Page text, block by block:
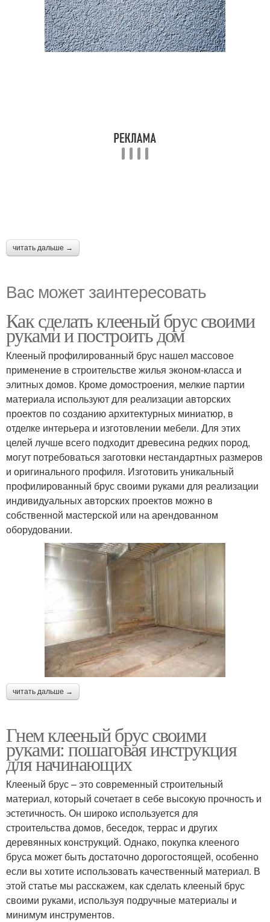
читать дальше →
Вас может заинтересовать
Как сделать клееный брус своими
руками и построить дом
Клееный профилированный брус нашел массовое
применение в строительстве жилья эконом-класса и
элитных домов. Кроме домостроения, мелкие партии
материала используют для реализации авторских
проектов по созданию архитектурных миниатюр, в
отделке интерьера и изготовлении мебели. Для этих
целей лучше всего подходит древесина редких пород,
могут потребоваться заготовки нестандартных размеров
и оригинального профиля. Изготовить уникальный
профилированный брус своими руками для реализации
индивидуальных авторских проектов можно в
собственной мастерской или на арендованном
оборудовании.
читать дальше →
Гнем клееный брус своими
руками: пошаговая инструкция
для начинающих
Клееный брус – это современный строительный
материал, который сочетает в себе высокую прочность и
эстетичность. Он широко используется для
строительства домов, беседок, террас и других
деревянных конструкций. Однако, покупка клееного
бруса может быть достаточно дорогостоящей, особенно
если вы хотите использовать качественный материал. В
этой статье мы расскажем, как сделать клееный брус
своими руками, используя подручные материалы и
минимум инструментов.